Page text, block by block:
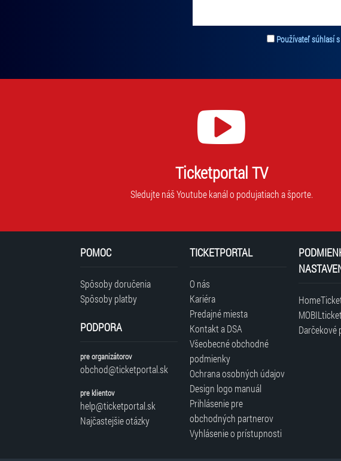
Zadajte svoju e-mailovú adresu, na ktorú vám budeme zasielať novinky. Vaša
Používateľ súhlasí s
Ticketportal TV
Sledujte náš Youtube kanál o podujatiach a športe.
POMOC
Spôsoby doručenia
Spôsoby platby
PODPORA
pre organizátorov
obchod@ticketportal.sk
pre klientov
help@ticketportal.sk
Najčastejšie otázky
TICKETPORTAL
O nás
Kariéra
Predajné miesta
Kontakt a DSA
Všeobecné obchodné
podmienky
Ochrana osobných údajov
Design logo manuál
Prihlásenie pre
obchodných partnerov
Vyhlásenie o prístupnosti
MOBILticket
Darčekové